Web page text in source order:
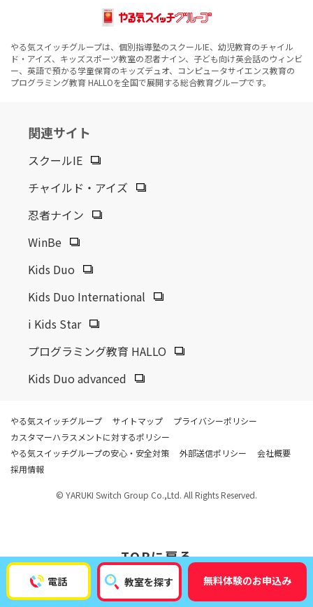
電話 教室を探す 無料体験のお申込み
やる気スイッチグループは、個別指導塾のスクールIE、幼児教育のチャイル
ド・アイズ、キッズスポーツ教室の忍者ナイン、子ども向け英会話のウィンビ
ー、英語で預かる学童保育のキッズデュオ、コンピュータサイエンス教育の
プログラミング教育 HALLOを全国で展開する総合教育グループです。
関連サイト
スクールIE
チャイルド・アイズ
忍者ナイン
WinBe
Kids Duo
Kids Duo International
i Kids Star
プログラミング教育 HALLO
Kids Duo advanced
やる気スイッチグループ サイトマップ
プライバシーポリシー
カスタマーハラスメントに対するポリシー
やる気スイッチグループの安心・安全対策
外部送信ポリシー
会社概要
採用情報
© YARUKI Switch Group Co.,Ltd. All Rights Reserved.
TOPに戻る